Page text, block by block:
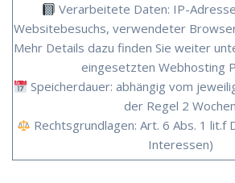
Verarbeitete Daten: IP-
Websitebesuchs, verwendeter
Mehr Details dazu finden Sie weiter
eingesetzten Webhosting
Speicherdauer: abhängig vom
der Regel 2 Wochen
Rechtsgrundlagen: Art. 6 Abs. 1 lit.f
Interessen)